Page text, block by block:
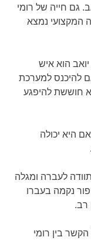
גם חייה של רומי
המקצועי נמצא
הוא איש
להיכנס למערכת
חוששת להיפגע
היא יכולה
לעברה ומגלה
נקמה בעברו
רב.
בין רומי